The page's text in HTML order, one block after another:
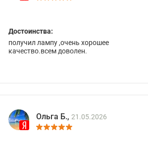
Достоинства:
получил лампу ,очень хорошее
качество.всем доволен.
Ольга Б., 21.05.2026